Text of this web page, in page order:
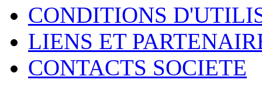
CONDITIONS
LIENS ET
CONTACTS SOCIETE